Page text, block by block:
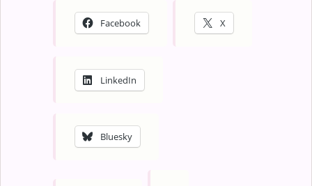
Facebook X
LinkedIn
Bluesky